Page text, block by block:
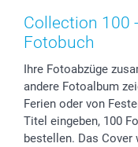
Zubehör & Material
Foto-Kalender &
Geschenk-
AGB
Impressum
Partnerprogramme
Investor Relations
B2B smartbusiness
Widerrufsrecht
Muttertag
Vatertag
Hochzeit
Geburtstag
Geburt
Zu allen Anlässen
Preise und
Lieferfristen
Anmelden /
Sitemap
Status der Bestellung
Collection 100
Fotobuch
Ihre Fotoabzüge
andere Fotoalbum
Ferien oder von
Titel eingeben, 100
bestellen. Das